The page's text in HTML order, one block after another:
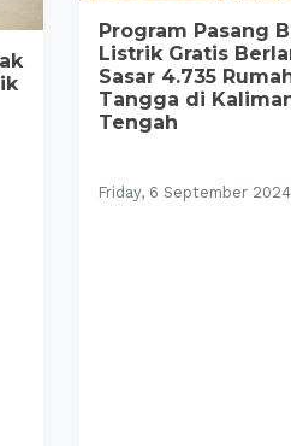
Program Pasang
Listrik Gratis
Sasar 4.735
Tangga di
Tengah
Friday, 6 September 2024